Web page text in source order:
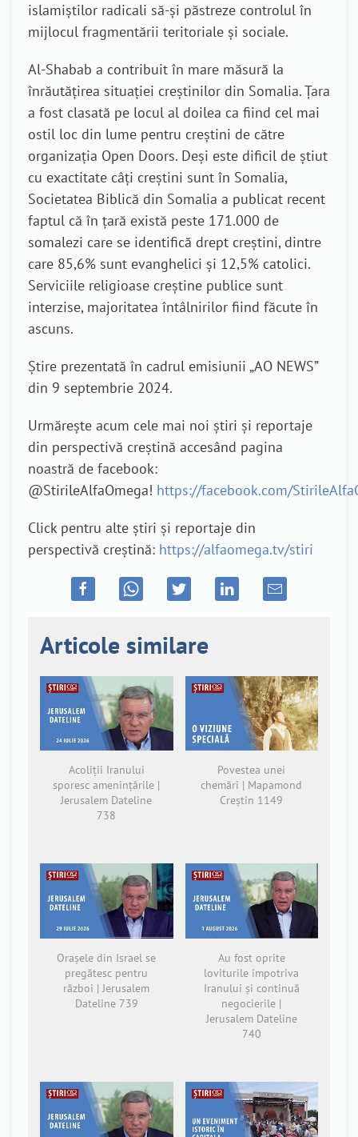
islamiștilor radicali să-și păstreze controlul în
mijlocul fragmentării teritoriale și sociale.
Al-Shabab a contribuit în mare măsură la
înrăutățirea situației creștinilor din Somalia. Țara
a fost clasată pe locul al doilea ca fiind cel mai
ostil loc din lume pentru creștini de către
organizația Open Doors. Deși este dificil de știut
cu exactitate câți creștini sunt în Somalia,
Societatea Biblică din Somalia a publicat recent
faptul că în țară există peste 171.000 de
somalezi care se identifică drept creștini, dintre
care 85,6% sunt evanghelici și 12,5% catolici.
Serviciile religioase creștine publice sunt
interzise, majoritatea întâlnirilor fiind făcute în
ascuns.
Știre prezentată în cadrul emisiunii „AO NEWS”
din 9 septembrie 2024.
Urmărește acum cele mai noi știri și reportaje
din perspectivă creștină accesând pagina
noastră de facebook:
@StirileAlfaOmega! https://facebook.com/
Click pentru alte știri și reportaje din
perspectivă creștină: https://alfaomega.tv/stiri
Articole similare
Acoliții Iranului
sporesc amenințările |
Jerusalem Dateline
738
Povestea unei
chemări | Mapamond
Creștin 1149
Orașele din Israel se
pregătesc pentru
război | Jerusalem
Dateline 739
Au fost oprite
loviturile împotriva
Iranului și continuă
negocierile |
Jerusalem Dateline
740